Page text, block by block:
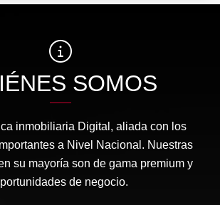
SOMOS
inmobiliaria Digital, aliada con los
a Nivel Nacional. Nuestras
su mayoría son de gama premium y
de negocio.